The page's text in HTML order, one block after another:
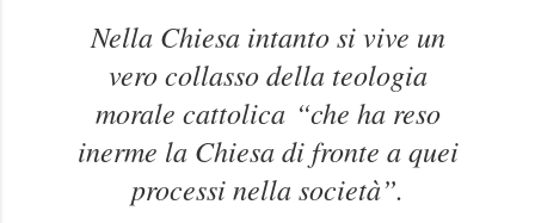
Nella Chiesa intanto si vive un
vero collasso della teologia
morale cattolica “che ha reso
inerme la Chiesa di fronte a quei
processi nella società”.